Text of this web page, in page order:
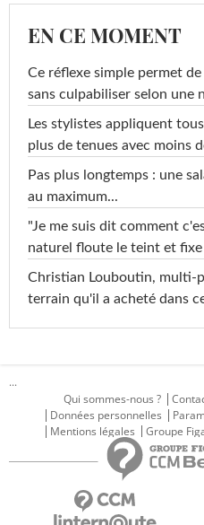
EN CE MOMENT
Ce réflexe simple permet
sans culpabiliser selon une
Les stylistes appliquent
plus de tenues avec moins
Pas plus longtemps : une
au maximum...
"Je me suis dit comment
naturel floute le teint et
Christian Louboutin, multi-
terrain qu'il a acheté dans
...
Qui sommes-nous ?
Données personnelles
Mentions légales
Groupe